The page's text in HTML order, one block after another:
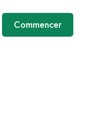
Commencer